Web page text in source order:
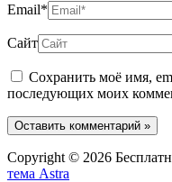
Email*
Сайт
Сохранить моё имя,
последующих моих
Copyright © 2026
тема Astra